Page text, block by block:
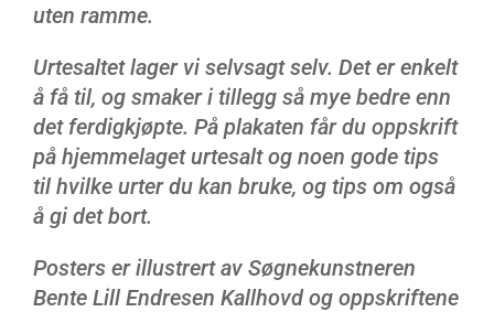
uten ramme.
Urtesaltet lager vi selvsagt selv. Det er enkelt
å få til, og smaker i tillegg så mye bedre enn
det ferdigkjøpte. På plakaten får du oppskrift
på hjemmelaget urtesalt og noen gode tips
til hvilke urter du kan bruke, og tips om også
å gi det bort.
Posters er illustrert av Søgnekunstneren
Bente Lill Endresen Kallhovd og oppskriftene